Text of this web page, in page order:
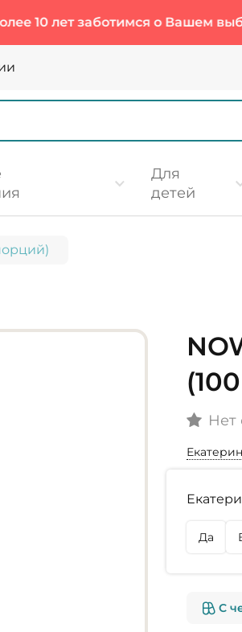
заботимся о Вашем выборе
Для
детей
Нет
Да
г.
С